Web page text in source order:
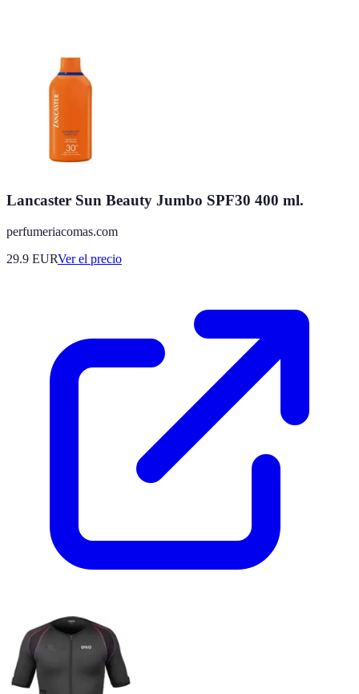
Lancaster Sun Beauty Jumbo SPF30 400 ml.
perfumeriacomas.com
29.9 EURVer el precio